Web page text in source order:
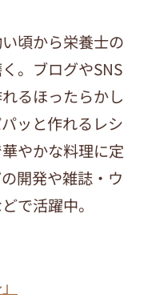
頃から栄養士の
。ブログやSNS
るほったらかし
ッと作れるレシ
やかな料理に定
開発や雑誌・ウ
で活躍中。